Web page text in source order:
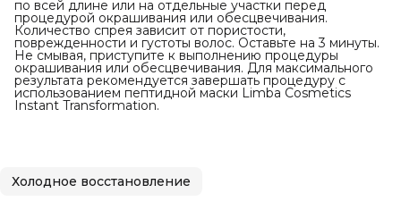
по всей длине или на отдельные участки перед
процедурой окрашивания или обесцвечивания.
Количество спрея зависит от пористости,
поврежденности и густоты волос. Оставьте на 3 минуты.
Не смывая, приступите к выполнению процедуры
окрашивания или обесцвечивания. Для максимального
результата рекомендуется завершать процедуру с
использованием пептидной маски Limba Cosmetics
Instant Transformation.
Холодное восстановление